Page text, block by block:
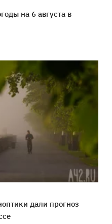
на 6 августа в
дали прогноз